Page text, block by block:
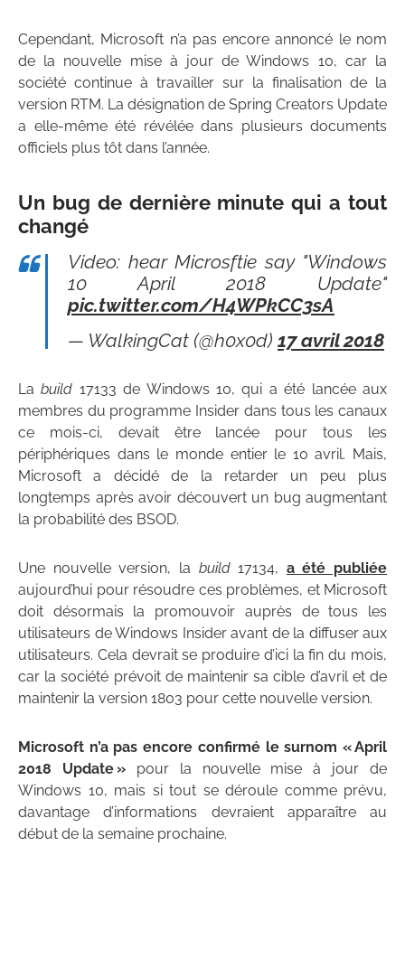
Cependant, Microsoft n’a pas encore annoncé le nom
de la nouvelle mise à jour de Windows 10, car la
société continue à travailler sur la finalisation de la
version RTM. La désignation de Spring Creators Update
a elle-même été révélée dans plusieurs documents
officiels plus tôt dans l’année.
Un bug de dernière minute qui a tout
changé
Video: hear Microsftie say "Windows
10 April 2018 Update"
pic.twitter.com/H4WPkCC3sA
— WalkingCat (@h0x0d) 17 avril 2018
Labuild 17133 de Windows 10, qui a été lancée aux
membres du programme Insider dans tous les canaux
ce mois-ci, devait être lancée pour tous les
périphériques dans le monde entier le 10 avril. Mais,
Microsoft a décidé de la retarder un peu plus
longtemps après avoir découvert un bug augmentant
la probabilité des BSOD.
Une nouvelle version, la build17134, a été publiée
aujourd’hui pour résoudre ces problèmes, et Microsoft
doit désormais la promouvoir auprès de tous les
utilisateurs de Windows Insider avant de la diffuser aux
utilisateurs. Cela devrait se produire d’ici la fin du mois,
car la société prévoit de maintenir sa cible d’avril et de
maintenir la version 1803 pour cette nouvelle version.
Microsoft n’a pas encore confirmé le surnom « April
2018 Update »pour la nouvelle mise à jour de
Windows 10, mais si tout se déroule comme prévu,
davantage d’informations devraient apparaître au
début de la semaine prochaine.